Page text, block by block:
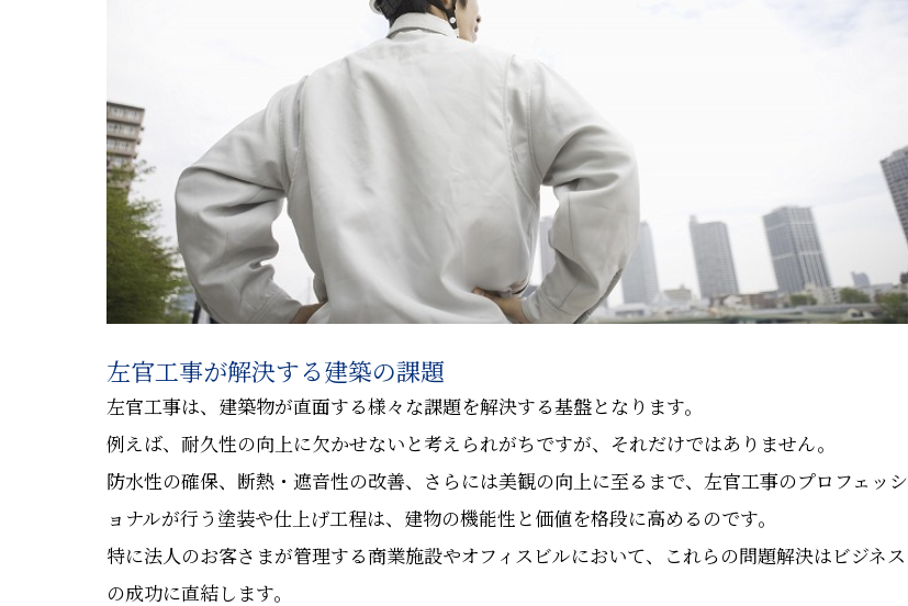
左官工事が解決する建築の課題
左官工事は、建築物が直面する様々な課題を解決する基盤となります。
例えば、耐久性の向上に欠かせないと考えられがちですが、それだけではありません。
防水性の確保、断熱・遮音性の改善、さらには美観の向上に至るまで、左官工事のプロフェッシ
ョナルが行う塗装や仕上げ工程は、建物の機能性と価値を格段に高めるのです。
特に法人のお客さまが管理する商業施設やオフィスビルにおいて、これらの問題解決はビジネス
の成功に直結します。